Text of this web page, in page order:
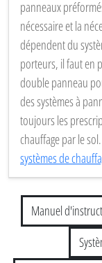
panneaux
nécessaire et la
dépendent du
porteurs, il faut en
double panneau
des systèmes à
toujours les
chauffage par le sol.
systèmes de
Manuel